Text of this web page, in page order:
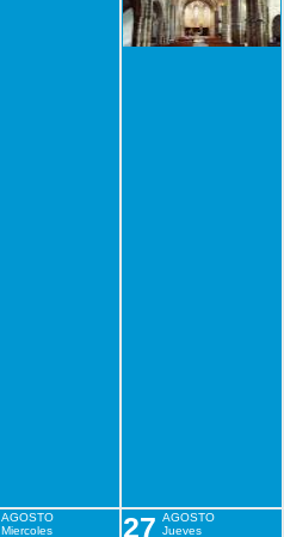
AGOSTO
Miercoles
27 AGOSTO
Jueves